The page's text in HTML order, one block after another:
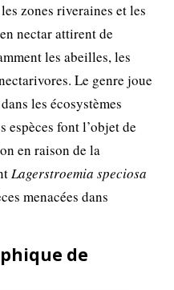
zones riveraines et les
nectar attirent de
les abeilles, les
Le genre joue
les écosystèmes
espèces font l’objet de
en raison de la
Lagerstroemia speciosa
menacées dans
de